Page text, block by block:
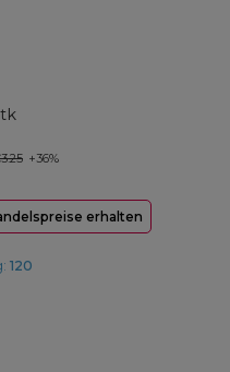
+36%
erhalten
120